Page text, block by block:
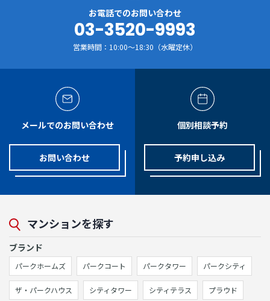
お電話でのお問い合わせ
03-3520-9993
営業時間：10:00～18:30（水曜定休）
メールでのお問い合わせ
お問い合わせ
個別相談予約
予約申し込み
マンションを探す
ブランド
パークホームズ パークコート パークタワー パークシティ
ザ・パークハウス シティタワー シティテラス プラウド